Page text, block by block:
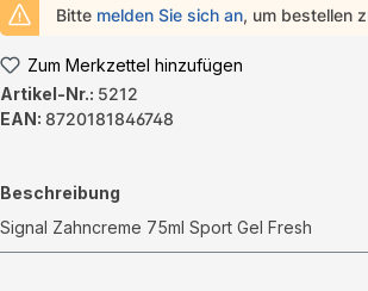
Bitte melden Sie sich an, um bestellen
Zum Merkzettel hinzufügen
Artikel-Nr.: 5212
EAN: 8720181846748
Beschreibung
Signal Zahncreme 75ml Sport Gel Fresh